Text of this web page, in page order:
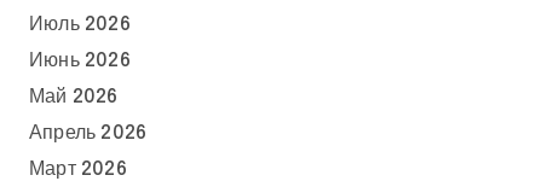
Июль 2026
Июнь 2026
Май 2026
Апрель 2026
Март 2026